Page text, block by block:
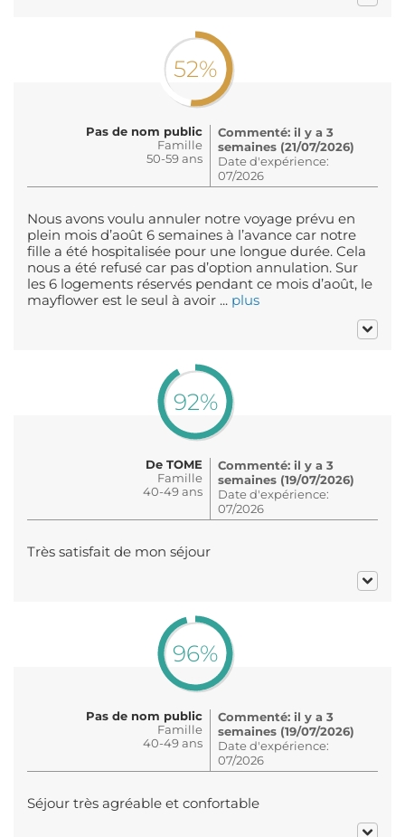
52%
Pas de nom public
Famille
50-59 ans
Commenté: il y a 3
semaines (21/07/2026)
Date d'expérience:
07/2026
Nous avons voulu annuler notre voyage prévu en
plein mois d’août 6 semaines à l’avance car notre
fille a été hospitalisée pour une longue durée. Cela
nous a été refusé car pas d’option annulation. Sur
les 6 logements réservés pendant ce mois d’août, le
mayflower est le seul à avoir ... plus
92%
De TOME
Famille
40-49 ans
Commenté: il y a 3
semaines (19/07/2026)
Date d'expérience:
07/2026
Très satisfait de mon séjour
96%
Pas de nom public
Famille
40-49 ans
Commenté: il y a 3
semaines (19/07/2026)
Date d'expérience:
07/2026
Séjour très agréable et confortable